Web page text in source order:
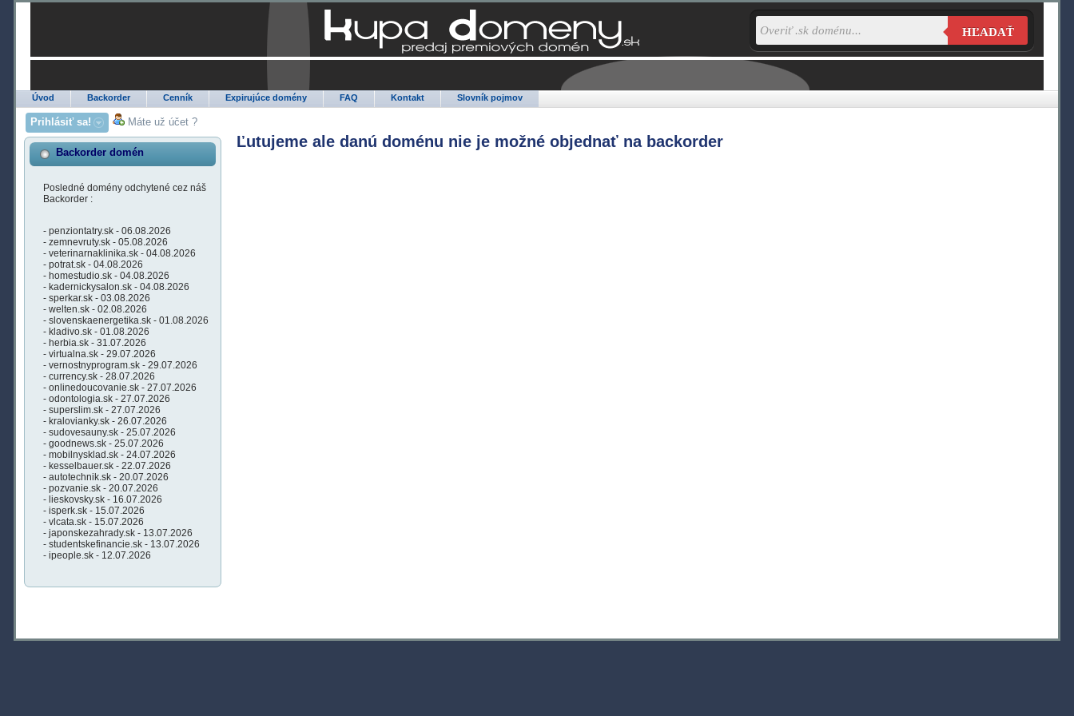
Úvod Backorder Cenník Expirujúce domény FAQ Kontakt Slovník pojmov
HĽADAŤ
Prihlásiť sa! Máte už účet ?
Backorder domén
Posledné domény odchytené cez náš
Backorder :
- penziontatry.sk - 06.08.2026
- zemnevruty.sk - 05.08.2026
- veterinarnaklinika.sk - 04.08.2026
- potrat.sk - 04.08.2026
- homestudio.sk - 04.08.2026
- kadernickysalon.sk - 04.08.2026
- sperkar.sk - 03.08.2026
- welten.sk - 02.08.2026
- slovenskaenergetika.sk - 01.08.2026
- kladivo.sk - 01.08.2026
- herbia.sk - 31.07.2026
- virtualna.sk - 29.07.2026
- vernostnyprogram.sk - 29.07.2026
- currency.sk - 28.07.2026
- onlinedoucovanie.sk - 27.07.2026
- odontologia.sk - 27.07.2026
- superslim.sk - 27.07.2026
- kralovianky.sk - 26.07.2026
- sudovesauny.sk - 25.07.2026
- goodnews.sk - 25.07.2026
- mobilnysklad.sk - 24.07.2026
- kesselbauer.sk - 22.07.2026
- autotechnik.sk - 20.07.2026
- pozvanie.sk - 20.07.2026
- lieskovsky.sk - 16.07.2026
- isperk.sk - 15.07.2026
- vlcata.sk - 15.07.2026
- japonskezahrady.sk - 13.07.2026
- studentskefinancie.sk - 13.07.2026
- ipeople.sk - 12.07.2026
Ľutujeme ale danú doménu nie je možné objednať na backorder